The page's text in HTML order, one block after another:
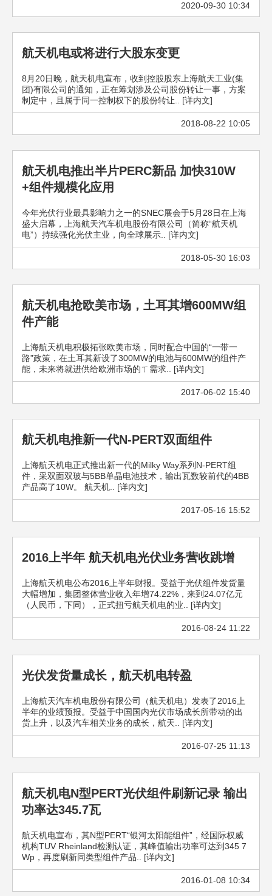
2020-09-30 10:34
航天机电或将进行大股东变更
8月20日晚，航天机电宣布，收到控股股东上海航天工业(集
团)有限公司的通知，正在筹划涉及公司股份转让一事，方案
制定中，且属于同一控制权下的股份转让.. [详内文]
2018-08-22 10:05
航天机电推出半片PERC新品 加快310W
+组件规模化应用
今年光伏行业最具影响力之一的SNEC展会于5月28日在上海
盛大启幕，上海航天汽车机电股份有限公司（简称“航天机
电”）持续强化光伏主业，向全球展示.. [详内文]
2018-05-30 16:03
航天机电抢欧美市场，土耳其增600MW组
件产能
上海航天机电积极拓张欧美市场，同时配合中国的“一带一
路”政策，在土耳其新设了300MW的电池与600MW的组件产
能，未来将就进供给欧洲市场的ㄒ需求.. [详内文]
2017-06-02 15:40
航天机电推新一代N-PERT双面组件
上海航天机电正式推出新一代的Milky Way系列N-PERT组
件，采双面双玻与5BB单晶电池技术，输出瓦数较前代的4BB
产品高了10W。 航天机.. [详内文]
2017-05-16 15:52
2016上半年 航天机电光伏业务营收跳增
上海航天机电公布2016上半年财报。受益于光伏组件发货量
大幅增加，集团整体营业收入年增74.22%，来到24.07亿元
（人民币，下同），正式扭亏航天机电的业.. [详内文]
2016-08-24 11:22
光伏发货量成长，航天机电转盈
上海航天汽车机电股份有限公司（航天机电）发表了2016上
半年的业绩预报。受益于中国国内光伏市场成长所带动的出
货上升，以及汽车相关业务的成长，航天.. [详内文]
2016-07-25 11:13
航天机电N型PERT光伏组件刷新记录 输出
功率达345.7瓦
航天机电宣布，其N型PERT“银河太阳能组件”，经国际权威
机构TUV Rheinland检测认证，其峰值输出功率可达到345 7
Wp，再度刷新同类型组件产品.. [详内文]
2016-01-08 10:34